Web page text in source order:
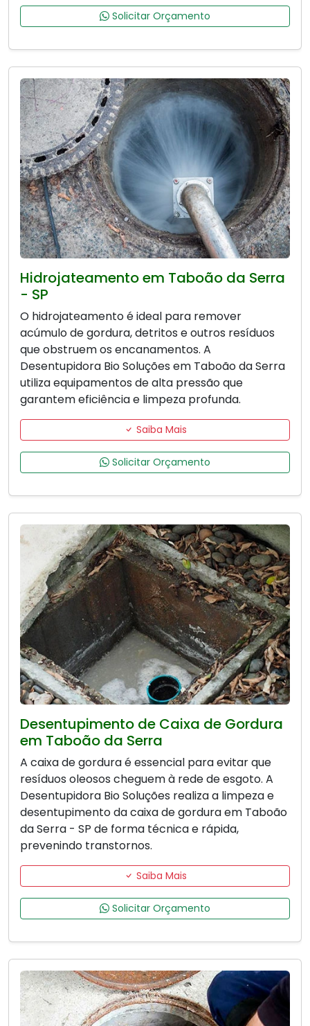
Solicitar Orçamento
Hidrojateamento em Taboão da Serra
- SP
O hidrojateamento é ideal para remover
acúmulo de gordura, detritos e outros resíduos
que obstruem os encanamentos. A
Desentupidora Bio Soluções em Taboão da Serra
utiliza equipamentos de alta pressão que
garantem eficiência e limpeza profunda.
Saiba Mais
Solicitar Orçamento
Desentupimento de Caixa de Gordura
em Taboão da Serra
A caixa de gordura é essencial para evitar que
resíduos oleosos cheguem à rede de esgoto. A
Desentupidora Bio Soluções realiza a limpeza e
desentupimento da caixa de gordura em Taboão
da Serra - SP de forma técnica e rápida,
prevenindo transtornos.
Saiba Mais
Solicitar Orçamento